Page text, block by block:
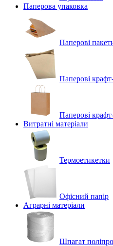
Паперова упаковка
Паперові
Паперові
Паперові
Витратні матеріали
Термоетикетки
Офісний папір
Аграрні матеріали
Шпагат